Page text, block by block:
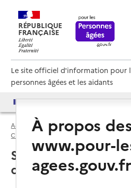
RÉPUBLIQUE
FRANÇAISE
Le site officiel d'information pour
personnes âgées et les aidants
Accès aux annuaires Accès
Accueil Espace annuaire
USLD
Cher (18)
Unité de soins de longue
Sancerre (18300) :
de soins de longue
À propos
www.pour-
agees.gouv.fr